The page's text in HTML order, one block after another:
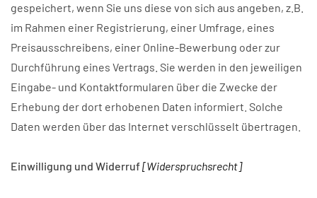
gespeichert, wenn Sie uns diese von sich aus angeben, z.B.
im Rahmen einer Registrierung, einer Umfrage, eines
Preisausschreibens, einer Online-Bewerbung oder zur
Durchführung eines Vertrags. Sie werden in den jeweiligen
Eingabe- und Kontaktformularen über die Zwecke der
Erhebung der dort erhobenen Daten informiert. Solche
Daten werden über das Internet verschlüsselt übertragen.
Einwilligung und Widerruf[Widerspruchsrecht]